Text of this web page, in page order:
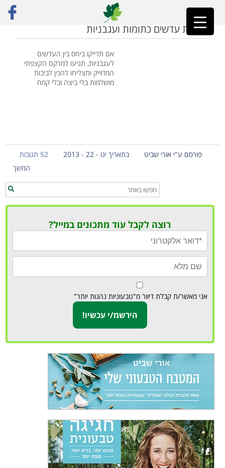
ראשי»קמח
לביבות עדשים כתומות ועגבניות
אם תדייקו ביחס בין העדשים
לעגבניות, תגיעו למרקם הקצפתי
המדוייק ותצליחו להכין לביבות
מושלמות בלי ביצה ובלי קמח
פורסם ע"י אורי שביט בתאריך ינו - 22 - 2013
52 תגובות
המשך
רוצה לקבל עוד מתכונים במייל?
אני מאשר/ת קבלת דיוור מ"טבעוניות נהנות יותר"